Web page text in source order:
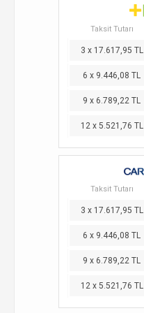
Taksit Tutarı
3 x 17.617,95 TL
6 x 9.446,08 TL
9 x 6.789,22 TL
12 x 5.521,76 TL
Taksit Tutarı
3 x 17.617,95 TL
6 x 9.446,08 TL
9 x 6.789,22 TL
12 x 5.521,76 TL